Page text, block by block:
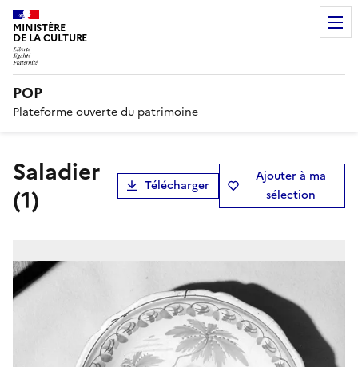
MINISTÈRE
DE LA CULTURE
POP
Plateforme ouverte du patrimoine
saladier
(1)
Télécharger
Ajouter à ma
sélection